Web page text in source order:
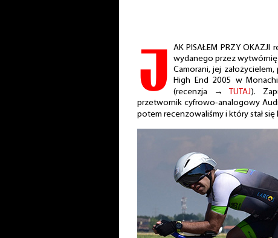
J AK PISAŁEM PRZY OKAZJI
wydanego przez wytwórnię
Camorani, jej
High End 2005 w
(recenzja →TUTAJ).
przetwornik cyfrowo-analogowy
potem recenzowaliśmy i który stał